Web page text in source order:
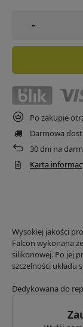
-
Po zakupie
Darmowa
30dni na
Karta
Wysokiej jakości
Falcon wykonana
silikonowej. Po jej
szczelności
Dedykowana do